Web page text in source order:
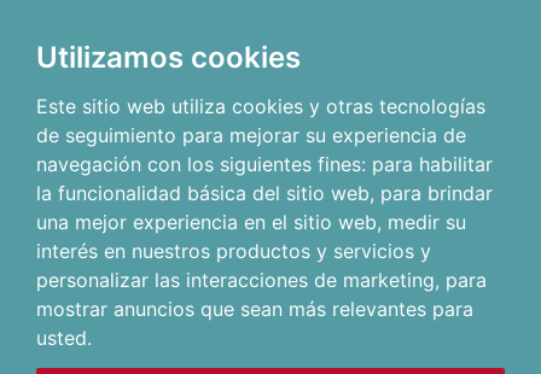
Utilizamos cookies
Este sitio web utiliza cookies y otras tecnologías
de seguimiento para mejorar su experiencia de
navegación con los siguientes fines: para habilitar
la funcionalidad básica del sitio web, para brindar
una mejor experiencia en el sitio web, medir su
interés en nuestros productos y servicios y
personalizar las interacciones de marketing, para
mostrar anuncios que sean más relevantes para
usted.